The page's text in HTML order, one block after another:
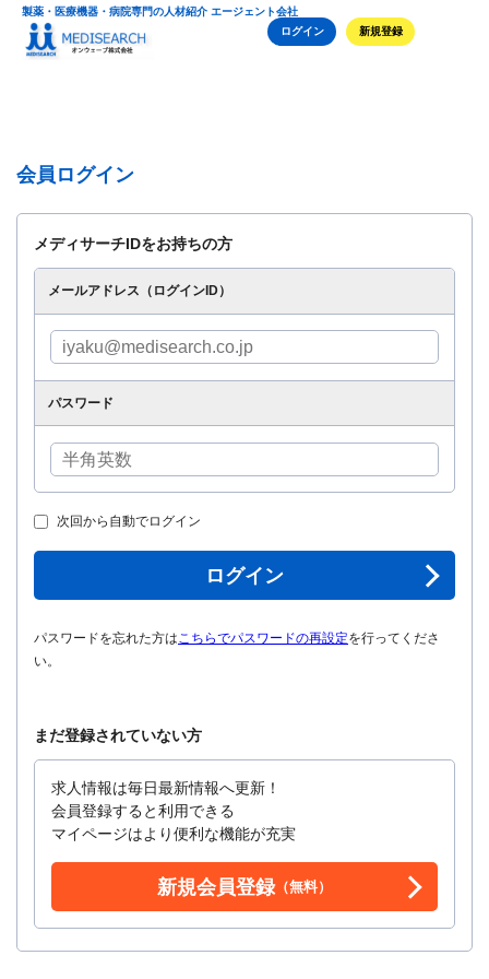
製薬・医療機器・病院専門の人材紹介 エージェント会社
ログイン
新規登録
会員ログイン
メディサーチIDをお持ちの方
メールアドレス（ログインID）
パスワード
次回から自動でログイン
ログイン
パスワードを忘れた方はこちらでパスワードの再設定を行ってくださ
い。
まだ登録されていない方
求人情報は毎日最新情報へ更新！
会員登録すると利用できる
マイページはより便利な機能が充実
新規会員登録（無料）